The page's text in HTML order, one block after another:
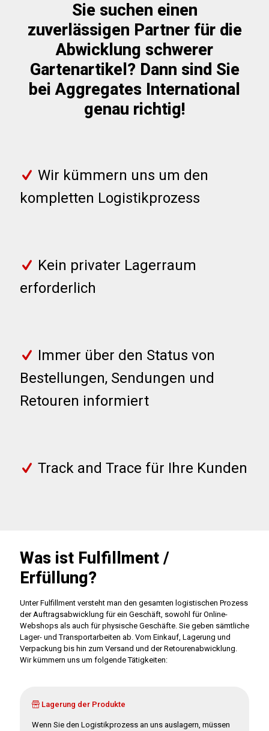
Sie suchen einen
zuverlässigen Partner für die
Abwicklung schwerer
Gartenartikel? Dann sind Sie
bei Aggregates International
genau richtig!
Wir kümmern uns um den
kompletten Logistikprozess
Kein privater Lagerraum
erforderlich
Immer über den Status von
Bestellungen, Sendungen und
Retouren informiert
Track and Trace für Ihre Kunden
Was ist Fulfillment /
Erfüllung?
Unter Fulfillment versteht man den gesamten logistischen Prozess
der Auftragsabwicklung für ein Geschäft, sowohl für Online-
Webshops als auch für physische Geschäfte. Sie geben sämtliche
Lager- und Transportarbeiten ab. Vom Einkauf, Lagerung und
Verpackung bis hin zum Versand und der Retourenabwicklung.
Wir kümmern uns um folgende Tätigkeiten:
Lagerung der Produkte
Wenn Sie den Logistikprozess an uns auslagern, müssen